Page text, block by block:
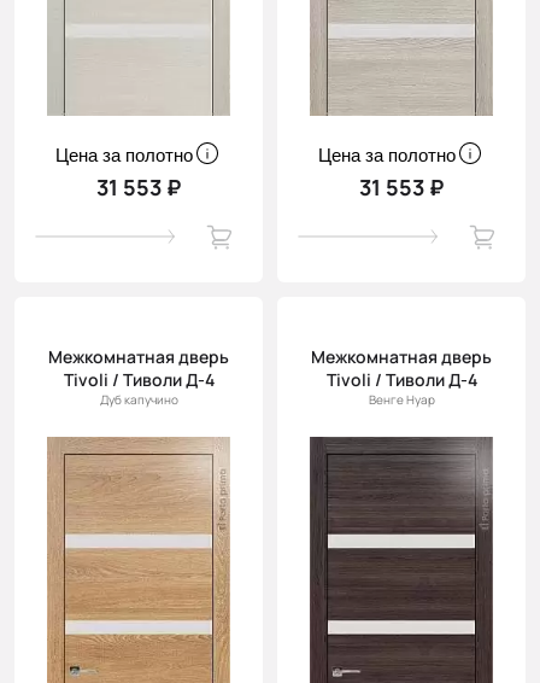
Цена за полотно
31 553 ₽
Цена за полотно
31 553 ₽
Межкомнатная дверь
Tivoli / Тиволи Д-4
Дуб капучино
Межкомнатная дверь
Tivoli / Тиволи Д-4
Венге Нуар